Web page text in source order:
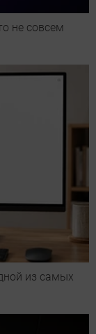
не совсем
из самых